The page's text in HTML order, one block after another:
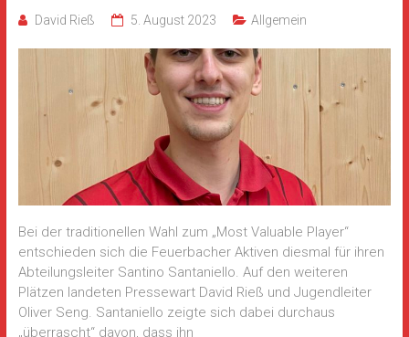
David Rieß 5. August 2023 Allgemein
Bei der traditionellen Wahl zum „Most Valuable Player“
entschieden sich die Feuerbacher Aktiven diesmal für ihren
Abteilungsleiter Santino Santaniello. Auf den weiteren
Plätzen landeten Pressewart David Rieß und Jugendleiter
Oliver Seng. Santaniello zeigte sich dabei durchaus
„überrascht“ davon, dass ihn